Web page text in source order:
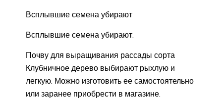
Всплывшие семена убирают
Всплывшие семена убирают.
Почву для выращивания рассады сорта
Клубничное дерево выбирают рыхлую и
легкую. Можно изготовить ее самостоятельно
или заранее приобрести в магазине.